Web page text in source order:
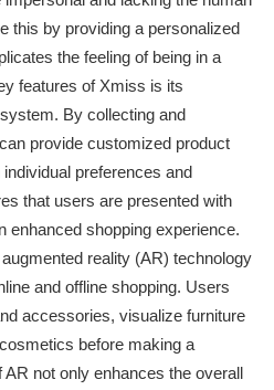
this by providing a personalized
the feeling of being in a
features of Xmiss is its
By collecting and
provide customized product
preferences and
that users are presented with
enhanced shopping experience.
reality (AR) technology
and offline shopping. Users
accessories, visualize furniture
before making a
not only enhances the overall